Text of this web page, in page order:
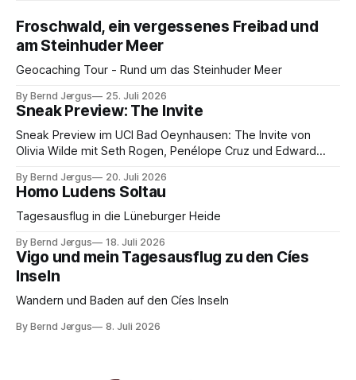
Froschwald, ein vergessenes Freibad und
am Steinhuder Meer
Geocaching Tour - Rund um das Steinhuder Meer
By Bernd Jergus 25. Juli 2026
Sneak Preview: The Invite
Sneak Preview im UCI Bad Oeynhausen: The Invite von
Olivia Wilde mit Seth Rogen, Penélope Cruz und Edward
By Bernd Jergus 20. Juli 2026
Homo Ludens Soltau
Tagesausflug in die Lüneburger Heide
By Bernd Jergus 18. Juli 2026
Vigo und mein Tagesausflug zu den Cíes
Inseln
Wandern und Baden auf den Cíes Inseln
By Bernd Jergus 8. Juli 2026